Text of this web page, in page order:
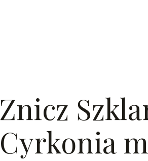
Znicz
Cyrkonia m